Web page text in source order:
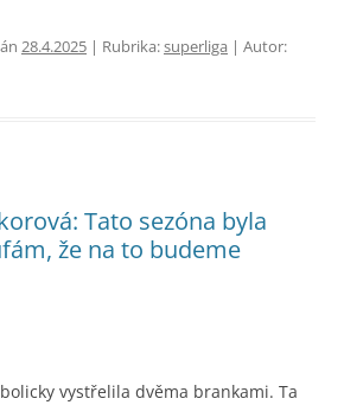
28.4.2025 | Rubrika:superliga | Autor:
Tato sezóna byla
že na to budeme
vystřelila dvěma brankami. Ta